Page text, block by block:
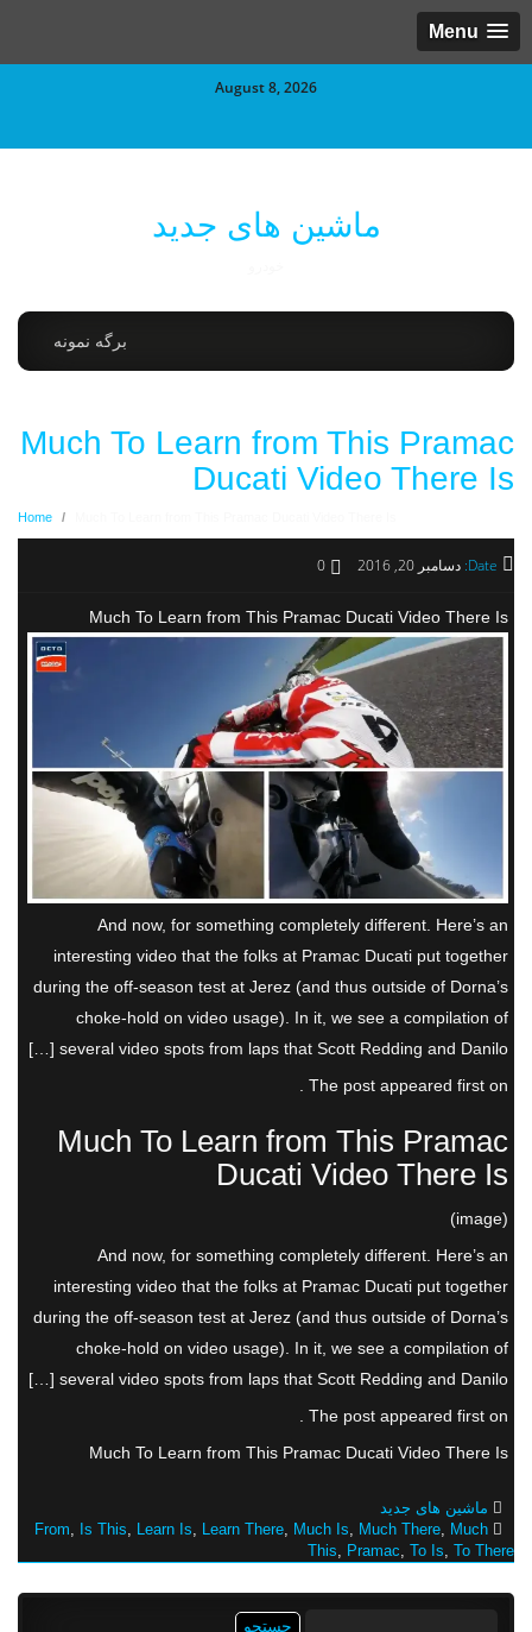
Menu
August 8, 2026
ماشین های جدید
برگه نمونه
Much To Learn from This Pramac
Ducati Video There Is
Home
Date: دسامبر 20, 2016 0
Much To Learn from This Pramac Ducati Video There Is
And now, for something completely different. Here’s an
interesting video that the folks at Pramac Ducati put together
during the off-season test at Jerez (and thus outside of Dorna’s
choke-hold on video usage). In it, we see a compilation of
several video spots from laps that Scott Redding and Danilo […]
The post appeared first on .
Much To Learn from This Pramac
Ducati Video There Is
And now, for something completely different. Here’s an
interesting video that the folks at Pramac Ducati put together
during the off-season test at Jerez (and thus outside of Dorna’s
choke-hold on video usage). In it, we see a compilation of
several video spots from laps that Scott Redding and Danilo […]
The post appeared first on .
Much To Learn from This Pramac Ducati Video There Is
ماشین های جدید
From, Is This ,Learn Is ,Learn There,Much Is,Much There,Much
This,Pramac, To Is, To There